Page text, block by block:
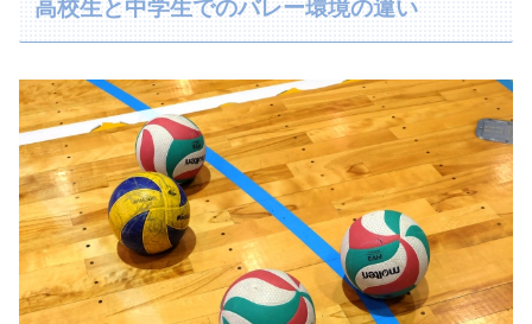
高校生と中学生でのバレー環境の違い